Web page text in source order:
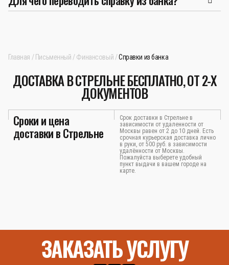
Главная Письменный Финансовый Справки из банка
ДОСТАВКА В СТРЕЛЬНЕ БЕСПЛАТНО, ОТ 2-Х
ДОКУМЕНТОВ
Сроки и цена
доставки в Стрельне
Срок доставки в Стрельне в
зависимости от удаленности от
Москвы равен от 2 до 10 дней. Есть
срочная курьерская доставка лично
в руки, от 500 руб. в зависимости
удалённости от Москвы.
Пожалуйста выберете удобный
пункт выдачи в вашем городе на
карте.
ЗАКАЗАТЬ УСЛУГУ